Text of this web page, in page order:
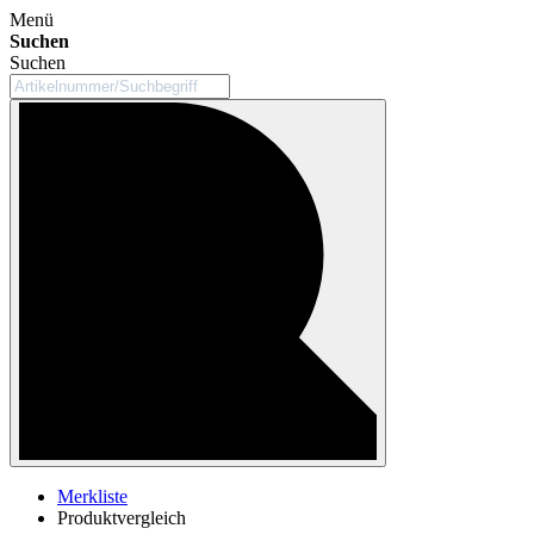
Menü
Suchen
Suchen
Merkliste
Produktvergleich